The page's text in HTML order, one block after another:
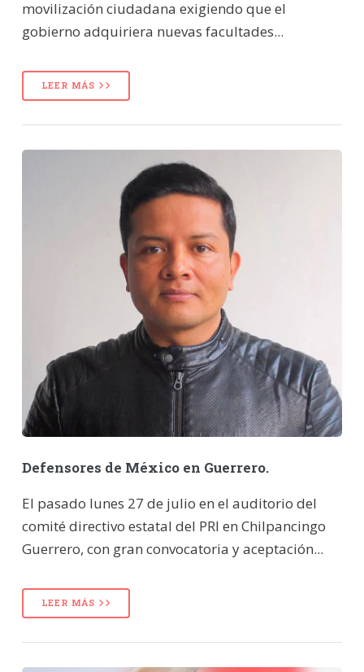
movilización ciudadana exigiendo que el
gobierno adquiriera nuevas facultades...
LEER MÁS
Defensores de México en Guerrero.
El pasado lunes 27 de julio en el auditorio del
comité directivo estatal del PRI en Chilpancingo
Guerrero, con gran convocatoria y aceptación...
LEER MÁS